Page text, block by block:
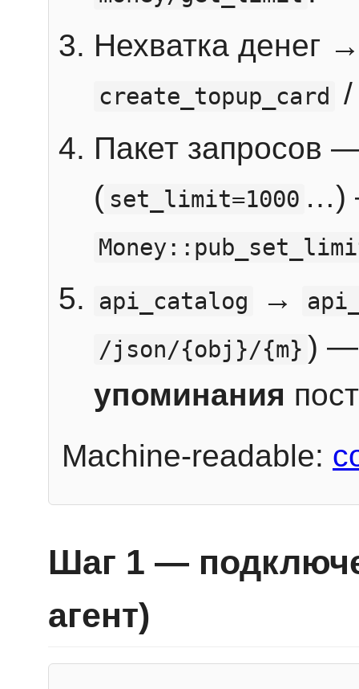
Нехватка денег
create_topup_card
Пакет запросов
( set_limit=1000 …)
api_catalog
→
/json/{obj}/{m} ) —
упоминания
Machine-readable:
Шаг 1 —
агент)